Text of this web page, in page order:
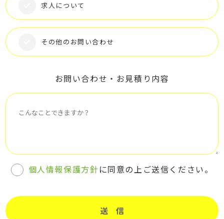
求人について
その他のお問い合わせ
お問い合わせ・お見積り内容
個人情報保護方針に同意の上ご送信ください。